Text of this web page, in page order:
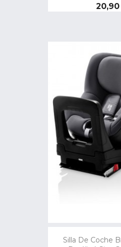
Preço
Silla De Coche